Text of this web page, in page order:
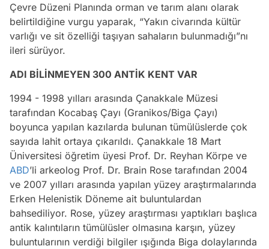
Çevre Düzeni Planında orman ve tarım alanı olarak
belirtildiğine vurgu yaparak, “Yakın civarında kültür
varlığı ve sit özelliği taşıyan sahaların bulunmadığı”nı
ileri sürüyor.
ADI BİLİNMEYEN 300 ANTİK KENT VAR
1994 - 1998 yılları arasında Çanakkale Müzesi
tarafından Kocabaş Çayı (Granikos/Biga Çayı)
boyunca yapılan kazılarda bulunan tümülüslerde çok
sayıda lahit ortaya çıkarıldı. Çanakkale 18 Mart
Üniversitesi öğretim üyesi Prof. Dr. Reyhan Körpe ve
ABD’li arkeolog Prof. Dr. Brain Rose tarafından 2004
ve 2007 yılları arasında yapılan yüzey araştırmalarında
Erken Helenistik Döneme ait buluntulardan
bahsediliyor. Rose, yüzey araştırması yaptıkları başlıca
antik kalıntıların tümülüsler olmasına karşın, yüzey
buluntularının verdiği bilgiler ışığında Biga dolaylarında